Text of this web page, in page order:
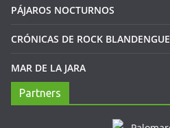
PÁJAROS NOCTURNOS
CRÓNICAS DE ROCK BLANDENGUE
MAR DE LA JARA
Partners